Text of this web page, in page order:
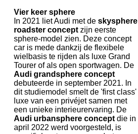
Vier keer sphere
In 2021 liet Audi met de skysphere
roadster concept zijn eerste
sphere-model zien. Deze concept
car is mede dankzij de flexibele
wielbasis te rijden als luxe Grand
Tourer of als open sportwagen. De
Audi grandsphere concept
debuteerde in september 2021. In
dit studiemodel smelt de 'first class'
luxe van een privéjet samen met
een unieke interieurervaring. De
Audi urbansphere concept die in
april 2022 werd voorgesteld, is